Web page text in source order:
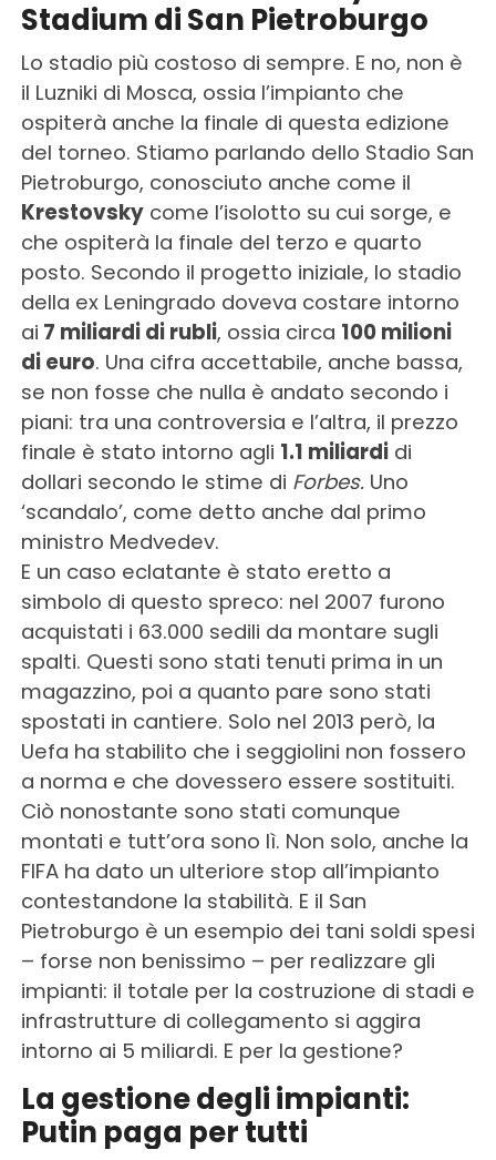
Stadium di San Pietroburgo
Lo stadio più costoso di sempre. E no, non è
il Luzniki di Mosca, ossia l’impianto che
ospiterà anche la finale di questa edizione
del torneo. Stiamo parlando dello Stadio San
Pietroburgo, conosciuto anche come il
Krestovskycome l’isolotto su cui sorge, e
che ospiterà la finale del terzo e quarto
posto. Secondo il progetto iniziale, lo stadio
della ex Leningrado doveva costare intorno
ai 7 miliardi di rubli, ossia circa 100 milioni
di euro. Una cifra accettabile, anche bassa,
se non fosse che nulla è andato secondo i
piani: tra una controversia e l’altra, il prezzo
finale è stato intorno agli 1.1 miliardidi
dollari secondo le stime di Forbes.Uno
‘scandalo’, come detto anche dal primo
ministro Medvedev.
E un caso eclatante è stato eretto a
simbolo di questo spreco: nel 2007 furono
acquistati i 63.000 sedili da montare sugli
spalti. Questi sono stati tenuti prima in un
magazzino, poi a quanto pare sono stati
spostati in cantiere. Solo nel 2013 però, la
Uefa ha stabilito che i seggiolini non fossero
a norma e che dovessero essere sostituiti.
Ciò nonostante sono stati comunque
montati e tutt’ora sono lì. Non solo, anche la
FIFA ha dato un ulteriore stop all’impianto
contestandone la stabilità. E il San
Pietroburgo è un esempio dei tani soldi spesi
– forse non benissimo – per realizzare gli
impianti: il totale per la costruzione di stadi e
infrastrutture di collegamento si aggira
intorno ai 5 miliardi. E per la gestione?
La gestione degli impianti:
Putin paga per tutti